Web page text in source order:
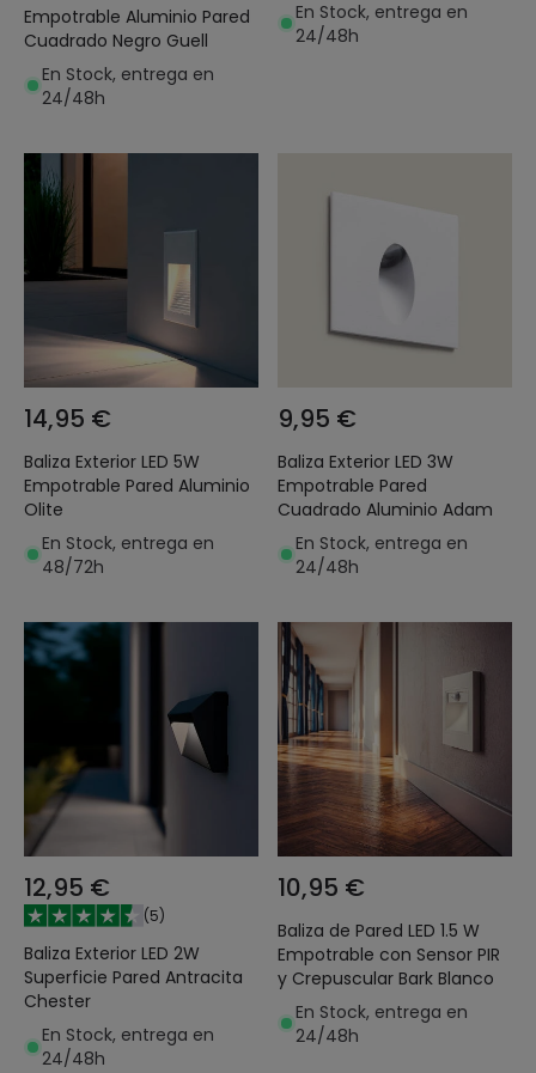
Empotrable Aluminio Pared
Cuadrado Negro Guell
En Stock, entrega en
24/48h
En Stock, entrega en
24/48h
14,95 €
Baliza Exterior LED 5W
Empotrable Pared Aluminio
Olite
En Stock, entrega en
48/72h
9,95 €
Baliza Exterior LED 3W
Empotrable Pared
Cuadrado Aluminio Adam
En Stock, entrega en
24/48h
12,95 €
(5)
Baliza Exterior LED 2W
Superficie Pared Antracita
Chester
En Stock, entrega en
24/48h
10,95 €
Baliza de Pared LED 1.5 W
Empotrable con Sensor PIR
y Crepuscular Bark Blanco
En Stock, entrega en
24/48h